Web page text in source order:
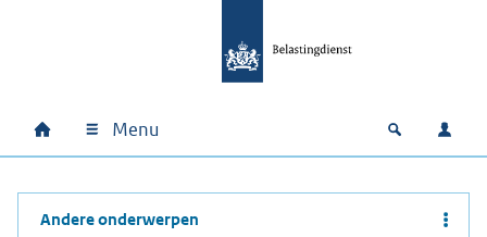
Hoofdnavigatie
Home Menu Open
Andere onderwerpen